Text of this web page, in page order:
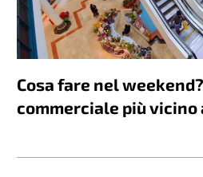
Cosa fare nel
commerciale più vicino